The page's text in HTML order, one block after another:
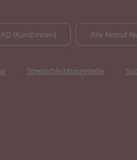
(Kund:innen) Alle Notruf-
Streitschlichtungsstelle